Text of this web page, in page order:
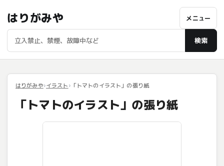
はりがみや
検索
メニュー
はりがみや イラスト 「トマトのイラスト」の張り紙
「トマトのイラスト」の張り紙